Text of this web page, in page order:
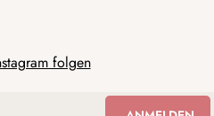
folgen